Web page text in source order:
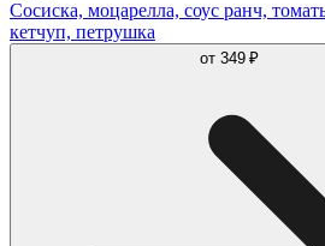
Сосиcка, моцарелла, соус ранч,
кетчуп, петрушка
от 349 ₽